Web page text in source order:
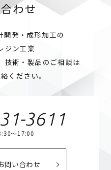
わせ
開発・成形加工の
ジン工業
技術・製品のご相談は
ください。
3611
～17:00
問い合わせ